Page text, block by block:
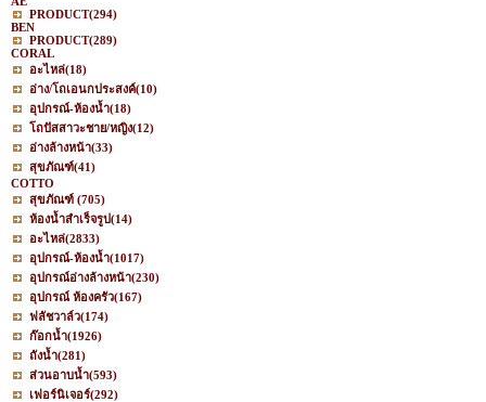
PRODUCT(294)
BEN
PRODUCT(289)
CORAL
อะไหล่(18)
อ่าง/โถเอนกประสงค์(10)
อุปกรณ์-ห้องน้ำ(18)
โถปัสสาวะชาย/หญิง(12)
อ่างล้างหน้า(33)
สุขภัณฑ์(41)
COTTO
สุขภัณฑ์ (705)
ห้องน้ำสำเร็จรูป(14)
อะไหล่(2833)
อุปกรณ์-ห้องน้ำ(1017)
อุปกรณ์อ่างล้างหน้า(230)
อุปกรณ์ ห้องครัว(167)
ฟลัชวาล์ว(174)
ก๊อกน้ำ(1926)
ถังน้ำ(281)
ส่วนอาบน้ำ(593)
เฟอร์นิเจอร์(292)